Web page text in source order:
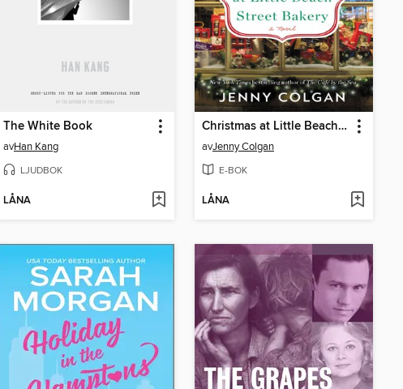
The White Book
avHan Kang
LJUDBOK
LÅNA
Christmas at Little Beach Street Bakery
avJenny Colgan
E-BOK
LÅNA